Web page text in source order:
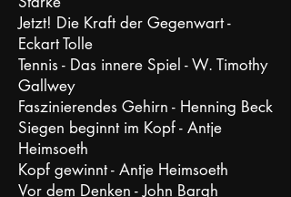
Jetzt! Die Kraft der Gegenwart -
Eckart Tolle
Tennis - Das innere Spiel - W. Timothy
Gallwey
Faszinierendes Gehirn - Henning Beck
Siegen beginnt im Kopf - Antje
Heimsoeth
Kopf gewinnt - Antje Heimsoeth
Vor dem Denken - John Bargh